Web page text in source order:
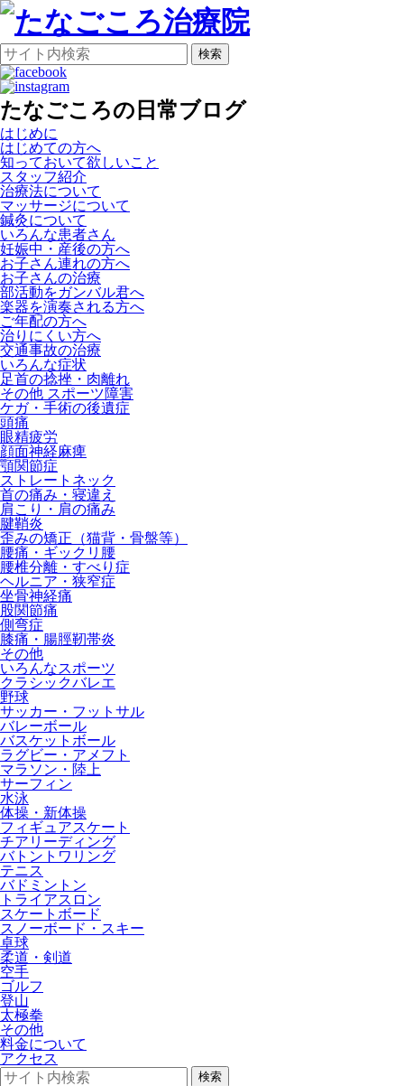
検索
たなごころの日常ブログ
はじめに
はじめての方へ
知っておいて欲しいこと
スタッフ紹介
治療法について
マッサージについて
鍼灸について
いろんな患者さん
妊娠中・産後の方へ
お子さん連れの方へ
お子さんの治療
部活動をガンバル君へ
楽器を演奏される方へ
ご年配の方へ
治りにくい方へ
交通事故の治療
いろんな症状
足首の捻挫・肉離れ
その他 スポーツ障害
ケガ・手術の後遺症
頭痛
眼精疲労
顔面神経麻痺
顎関節症
ストレートネック
首の痛み・寝違え
肩こり・肩の痛み
腱鞘炎
歪みの矯正（猫背・骨盤等）
腰痛・ギックリ腰
腰椎分離・すべり症
ヘルニア・狭窄症
坐骨神経痛
股関節痛
側弯症
膝痛・腸脛靭帯炎
その他
いろんなスポーツ
クラシックバレエ
野球
サッカー・フットサル
バレーボール
バスケットボール
ラグビー・アメフト
マラソン・陸上
サーフィン
水泳
体操・新体操
フィギュアスケート
チアリーディング
バトントワリング
テニス
バドミントン
トライアスロン
スケートボード
スノーボード・スキー
卓球
柔道・剣道
空手
ゴルフ
登山
太極拳
その他
料金について
アクセス
検索